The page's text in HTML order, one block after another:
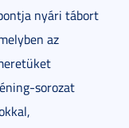
nyári tábort
az
sorozat